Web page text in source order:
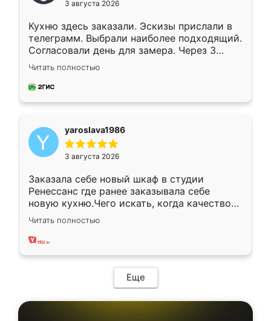
3 августа 2026
Кухню здесь заказали. Эскизы прислали в
телеграмм. Выбрали наиболее подходящий.
Согласовали день для замера. Через 3
недели кухня была уже готова. Остались
довольны работой. Спасибо Ренессанс
мебель за качественную работу!
Читать полностью
yaroslava1986
3 августа 2026
Заказала себе новый шкаф в студии
Ренессанс где ранее заказывала себе
новую кухню.Чего искать, когда качеством
вполне довольна. Служит кухня уже почти
два года, нареканий нет.
Читать полностью
Еще